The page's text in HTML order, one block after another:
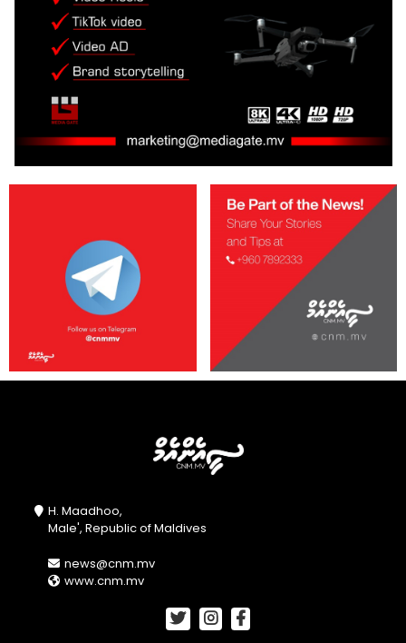
H. Maadhoo,
Male', Republic of Maldives
news@cnm.mv
www.cnm.mv